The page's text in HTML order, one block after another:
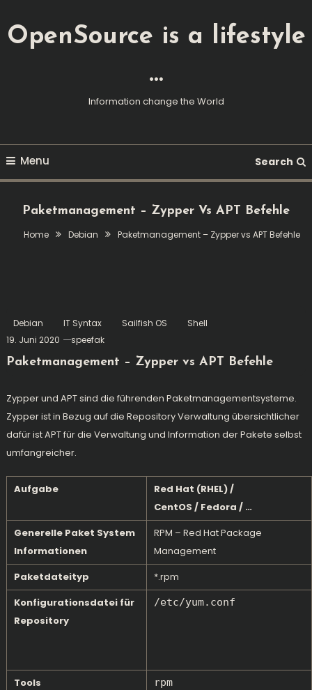
To
Content
OpenSource is a lifestyle
…
Information change the World
Menu Search
Paketmanagement – Zypper Vs APT Befehle
Home Debian Paketmanagement – Zypper vs APT Befehle
Debian IT Syntax Sailfish OS
Shell
19. Juni 2020
speefak
Paketmanagement – Zypper vs APT Befehle
Zypper und APT sind die führenden Paketmanagementsysteme.
Zypper ist in Bezug auf die Repository Verwaltung übersichtlicher
dafür ist APT für die Verwaltung und Information der Pakete selbst
umfangreicher.
Aufgabe
Red Hat (RHEL) /
CentOS / Fedora / …
Generelle Paket System
Informationen
RPM – Red Hat Package
Management
Paketdateityp
*.rpm
Konfigurationsdatei für
Repository
/etc/yum.conf
Tools
rpm